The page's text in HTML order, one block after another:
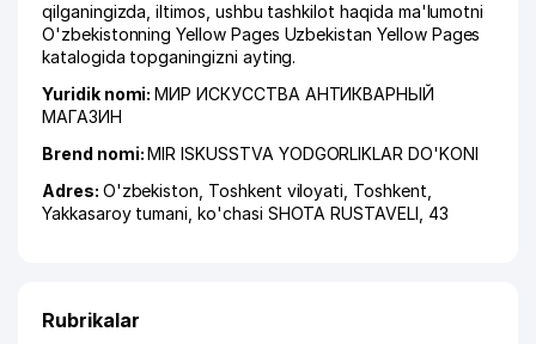
qilganingizda, iltimos, ushbu tashkilot haqida ma'lumotni
O'zbekistonning Yellow Pages Uzbekistan Yellow Pages
katalogida topganingizni ayting.
Yuridik nomi:МИР ИСКУССТВА АНТИКВАРНЫЙ
МАГАЗИН
Brend nomi:MIR ISKUSSTVA YODGORLIKLAR DO'KONI
Adres: O'zbekiston, Toshkent viloyati Toshkent
Yakkasaroy tumani ,ko'chasi SHOTA RUSTAVELI , 43
Rubrikalar